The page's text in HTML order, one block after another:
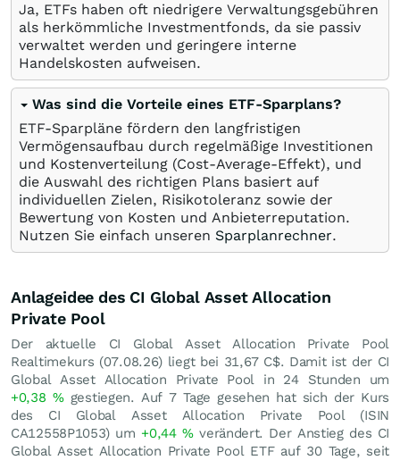
Ja, ETFs haben oft niedrigere Verwaltungsgebühren
als herkömmliche Investmentfonds, da sie passiv
verwaltet werden und geringere interne
Handelskosten aufweisen.
Was sind die Vorteile eines ETF-Sparplans?
ETF-Sparpläne fördern den langfristigen
Vermögensaufbau durch regelmäßige Investitionen
und Kostenverteilung (Cost-Average-Effekt), und
die Auswahl des richtigen Plans basiert auf
individuellen Zielen, Risikotoleranz sowie der
Bewertung von Kosten und Anbieterreputation.
Nutzen Sie einfach unseren Sparplanrechner.
Anlageidee des CI Global Asset Allocation
Private Pool
Der aktuelle CI Global Asset Allocation Private Pool
Realtimekurs (07.08.26) liegt bei 31,67 C$. Damit ist der CI
Global Asset Allocation Private Pool in 24 Stunden um
+0,38 %gestiegen. Auf 7 Tage gesehen hat sich der Kurs
des CI Global Asset Allocation Private Pool (ISIN
CA12558P1053) um +0,44%verändert. Der Anstieg des CI
Global Asset Allocation Private Pool ETF auf 30 Tage, seit